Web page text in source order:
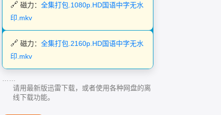
磁力：全集打包.1080p.HD国语中字无水
印.mkv
磁力：全集打包.2160p.HD国语中字无水
印.mkv
请用最新版迅雷下载，或者使用各种网盘的离
线下载功能。